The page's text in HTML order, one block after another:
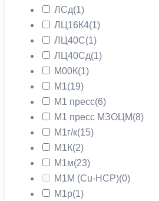
ЛСд(1)
ЛЦ16К4(1)
ЛЦ40С(1)
ЛЦ40Сд(1)
М00К(1)
М1(19)
М1 пресс(6)
М1 пресс МЗОЦМ(8)
М1г/к(15)
М1К(2)
М1м(23)
М1М (Cu-HCP)(0)
М1р(1)